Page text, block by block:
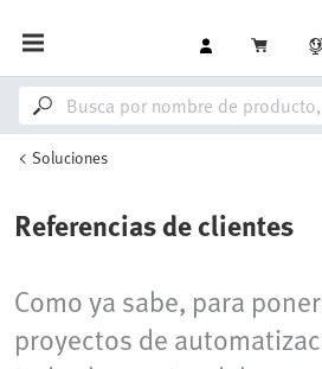
Soluciones
Referencias de clientes
Como ya sabe, para
proyectos de